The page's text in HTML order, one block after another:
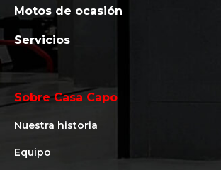
Motos de ocasión
Servicios
Sobre Casa Capo
Nuestra historia
Equipo